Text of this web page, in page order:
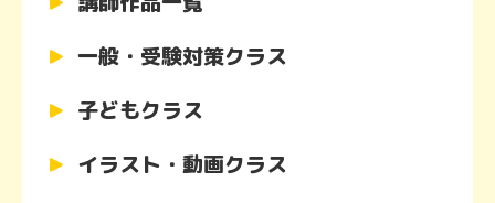
一般・受験対策クラス
子どもクラス
イラスト・動画クラス